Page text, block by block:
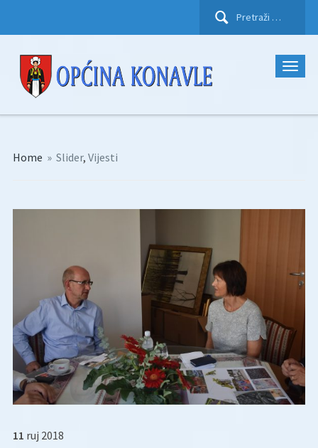
Pretraži:
Home » Slider, Vijesti
11 ruj 2018